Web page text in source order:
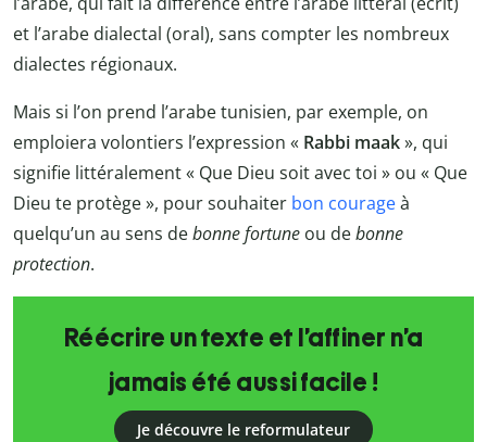
et l’arabe dialectal (oral), sans compter les nombreux
dialectes régionaux.
Mais si l’on prend l’arabe tunisien, par exemple, on
emploiera volontiers l’expression « Rabbi maak», qui
signifie littéralement « Que Dieu soit avec toi » ou « Que
Dieu te protège », pour souhaiter bon courageà
quelqu’un au sens debonne fortune ou debonne
protection.
Réécrire un texte et l’affiner n’a
jamais été aussi facile !
Je découvre le reformulateur